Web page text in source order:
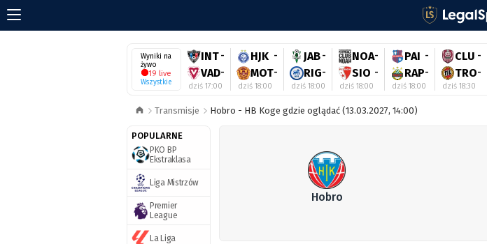
Wyniki na
żywo
19 live
Wszystkie
INT-
VAD-
dziś 17:00
HJK -
MOT-
dziś 18:00
JAB-
RIG-
dziś 18:00
NOA-
SIO -
dziś 18:00
PAI -
RAP-
dziś 18:00
CLU -
TRO-
dziś 18:30
Transmisje Hobro - HB Koge gdzie oglądać (13.03.2027, 14:00)
POPULARNE
PKO BP
Ekstraklasa
Liga Mistrzów
Premier
League
La Liga
Hobro